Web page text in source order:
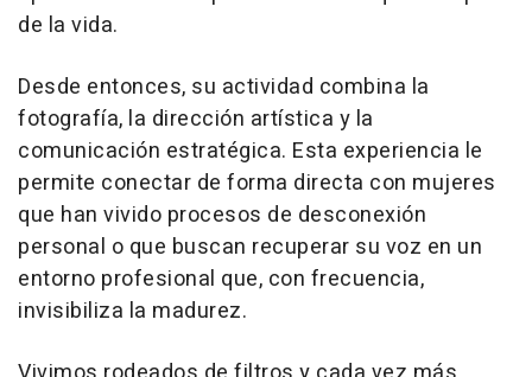
de la vida.
Desde entonces, su actividad combina la
fotografía, la dirección artística y la
comunicación estratégica. Esta experiencia le
permite conectar de forma directa con mujeres
que han vivido procesos de desconexión
personal o que buscan recuperar su voz en un
entorno profesional que, con frecuencia,
invisibiliza la madurez.